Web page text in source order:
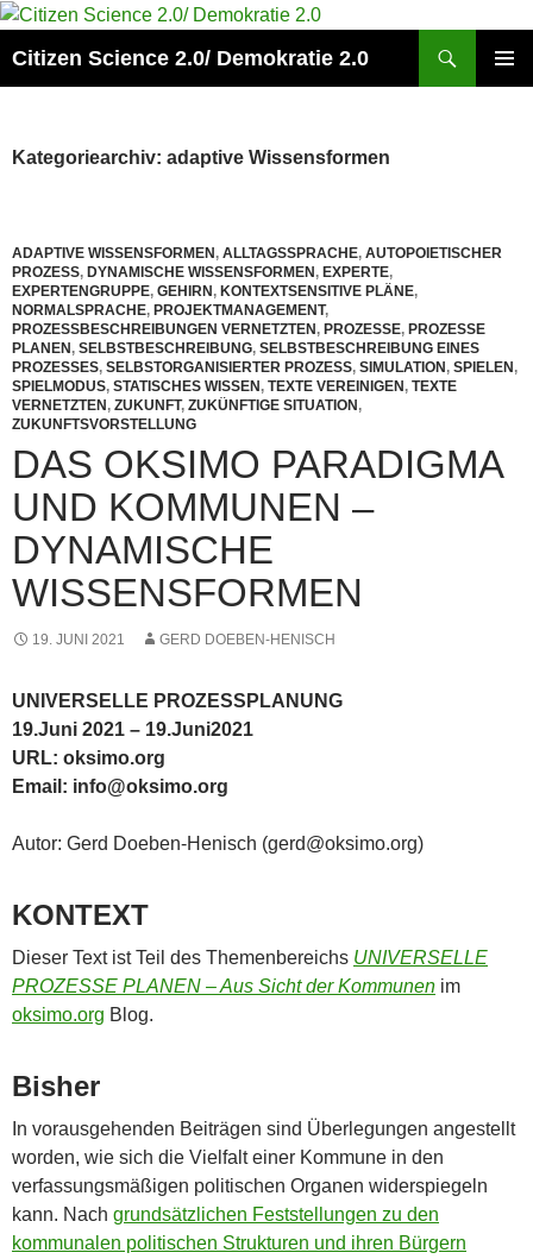
Zum
springen
Citizen Science 2.0/ Demokratie 2.0
Kategoriearchiv: adaptive Wissensformen
ADAPTIVE WISSENSFORMEN, ALLTAGSSPRACHE, AUTOPOIETISCHER
PROZESS, DYNAMISCHE WISSENSFORMEN, EXPERTE,
EXPERTENGRUPPE, GEHIRN, KONTEXTSENSITIVE PLÄNE,
NORMALSPRACHE, PROJEKTMANAGEMENT,
PROZESSBESCHREIBUNGEN VERNETZTEN, PROZESSE, PROZESSE
PLANEN, SELBSTBESCHREIBUNG, SELBSTBESCHREIBUNG EINES
PROZESSES, SELBSTORGANISIERTER PROZESS, SIMULATION, SPIELEN,
SPIELMODUS, STATISCHES WISSEN, TEXTE VEREINIGEN, TEXTE
VERNETZTEN, ZUKUNFT, ZUKÜNFTIGE SITUATION,
ZUKUNFTSVORSTELLUNG
DAS OKSIMO PARADIGMA
UND KOMMUNEN –
DYNAMISCHE
WISSENSFORMEN
19. JUNI 2021 GERD DOEBEN-HENISCH
UNIVERSELLE PROZESSPLANUNG
19.Juni 2021 – 19.Juni2021
URL: oksimo.org
Email: info@oksimo.org
Autor: Gerd Doeben-Henisch (gerd@oksimo.org)
KONTEXT
Dieser Text ist Teil des Themenbereichs UNIVERSELLE
PROZESSE PLANEN – Aus Sicht der Kommunen im
oksimo.org Blog.
Bisher
In vorausgehenden Beiträgen sind Überlegungen angestellt
worden, wie sich die Vielfalt einer Kommune in den
verfassungsmäßigen politischen Organen widerspiegeln
kann. Nach grundsätzlichen Feststellungen zu den
kommunalen politischen Strukturen und ihren Bürgern